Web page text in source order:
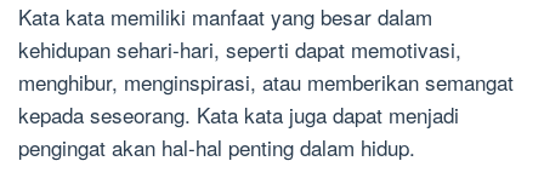
Kata kata memiliki manfaat yang besar dalam
kehidupan sehari-hari, seperti dapat memotivasi,
menghibur, menginspirasi, atau memberikan semangat
kepada seseorang. Kata kata juga dapat menjadi
pengingat akan hal-hal penting dalam hidup.